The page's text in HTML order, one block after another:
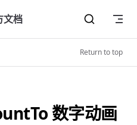
档
Return to top
数字动画